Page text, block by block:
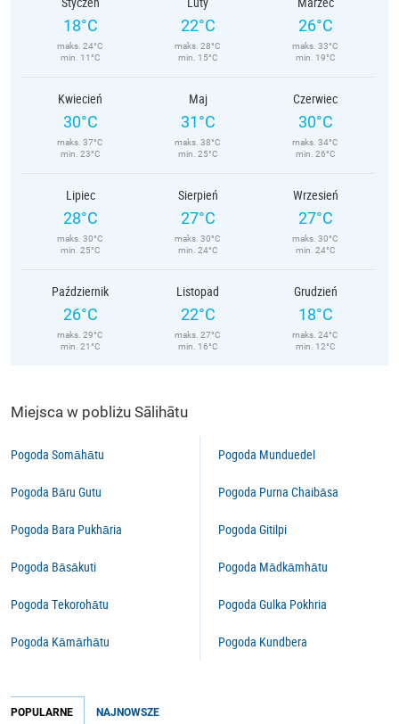
18°C
maks. 24°C
min. 11°C
22°C
maks. 28°C
min. 15°C
26°C
maks. 33°C
min. 19°C
Kwiecień
30°C
maks. 37°C
min. 23°C
Maj
31°C
maks. 38°C
min. 25°C
Czerwiec
30°C
maks. 34°C
min. 26°C
Lipiec
28°C
maks. 30°C
min. 25°C
Sierpień
27°C
maks. 30°C
min. 24°C
Wrzesień
27°C
maks. 30°C
min. 24°C
Październik
26°C
maks. 29°C
min. 21°C
Listopad
22°C
maks. 27°C
min. 16°C
Grudzień
18°C
maks. 24°C
min. 12°C
Miejsca w pobliżu Sālihātu
Pogoda Somāhātu
Pogoda Bāru Gutu
Pogoda Bara Pukhāria
Pogoda Bāsākuti
Pogoda Tekorohātu
Pogoda Kāmārhātu
Pogoda Munduedel
Pogoda Purna Chaibāsa
Pogoda Gitilpi
Pogoda Mādkāmhātu
Pogoda Gulka Pokhria
Pogoda Kundbera
POPULARNE NAJNOWSZE